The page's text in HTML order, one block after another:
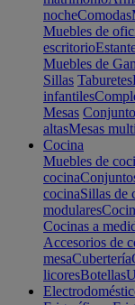
nocheComodas
Muebles de
escritorio
Muebles de
Sillas Taburetes
infantiles
Mesas
altasMesas
Cocina
Muebles de
cocina
cocinaSillas de
modulares
Cocinas a
Accesorios de
mesaCubertería
licoresBotellas